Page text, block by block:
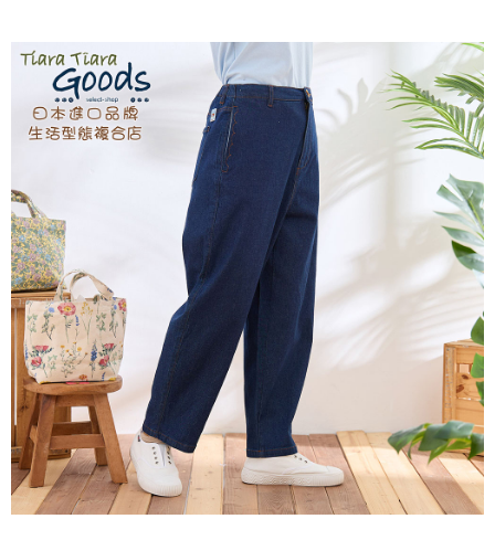
５．嚴禁一人註冊多個帳號或使用他人資訊註冊。若發現惡意使用之情形，
恩沛科技股份有限公司將有權停止該用戶之使用額度並採取法律行動。